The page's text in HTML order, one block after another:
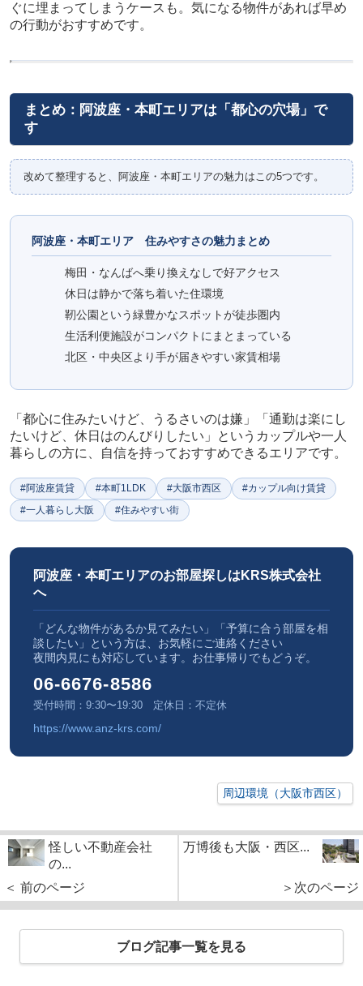
ぐに埋まってしまうケースも。気になる物件があれば早め
の行動がおすすめです。
まとめ：阿波座・本町エリアは「都心の穴場」で
す
改めて整理すると、阿波座・本町エリアの魅力はこの5つです。
阿波座・本町エリア 住みやすさの魅力まとめ
梅田・なんばへ乗り換えなしで好アクセス
休日は静かで落ち着いた住環境
靭公園という緑豊かなスポットが徒歩圏内
生活利便施設がコンパクトにまとまっている
北区・中央区より手が届きやすい家賃相場
「都心に住みたいけど、うるさいのは嫌」「通勤は楽にし
たいけど、休日はのんびりしたい」というカップルや一人
暮らしの方に、自信を持っておすすめできるエリアです。
#阿波座賃貸 #本町1LDK #大阪市西区
#カップル向け賃貸
#一人暮らし大阪
#住みやすい街
阿波座・本町エリアのお部屋探しはKRS株式会社
へ
「どんな物件があるか見てみたい」「予算に合う部屋を相
談したい」という方は、お気軽にご連絡ください
夜間内見にも対応しています。お仕事帰りでもどうぞ。
06-6676-8586
受付時間：9:30〜19:30 定休日：不定休
https://www.anz-krs.com/
周辺環境（大阪市西区）
怪しい不動産会社
の...
＜ 前のページ
万博後も大阪・西区...
＞次のページ
ブログ記事一覧を見る